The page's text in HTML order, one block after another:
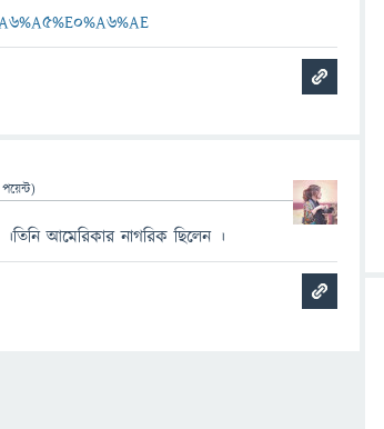
পয়েন্ট)
আমেরিকার নাগরিক ছিলেন ।